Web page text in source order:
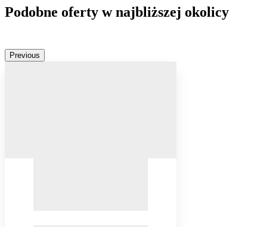
Podobne oferty w najbliższej okolicy
Previous